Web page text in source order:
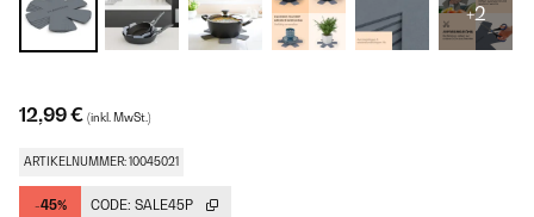
+2
12,99 € (inkl. MwSt.)
ARTIKELNUMMER: 10045021
-45% CODE: SALE45P